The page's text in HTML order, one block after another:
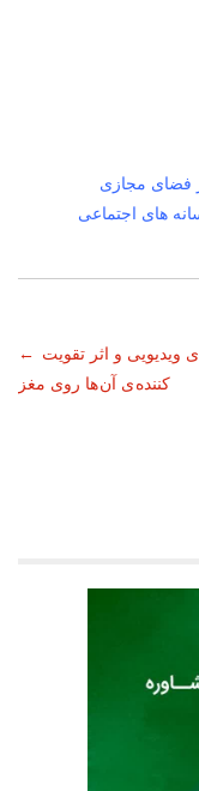
فضای مجازی
های اجتماعی
← ویدیویی و اثر تقویت
کننده ی آن ها روی مغز